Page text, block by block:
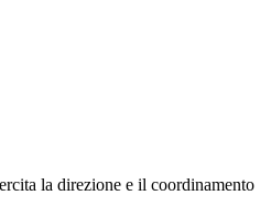
la direzione e il coordinamento